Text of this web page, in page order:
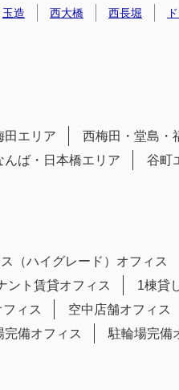
玉造
西大橋 西長堀
田エリア 西梅田・堂島・
んば・日本橋エリア
谷町
（ハイグレード）オフィス
ント賃貸オフィス
1棟貸
ィス
空中店舗オフィス
完備オフィス
駐輪場完備